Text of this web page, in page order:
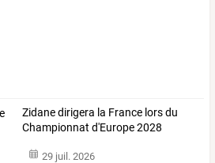
Zidane dirigera la France lors du
Championnat d'Europe 2028
29 juil. 2026